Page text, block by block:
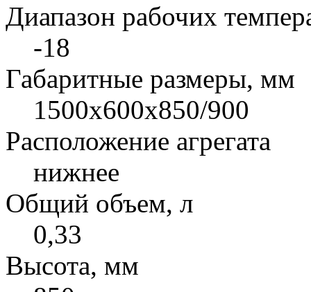
Диапазон рабочих
-18
Габаритные размеры, мм
1500x600x850/900
Расположение агрегата
нижнее
Общий объем, л
0,33
Высота, мм